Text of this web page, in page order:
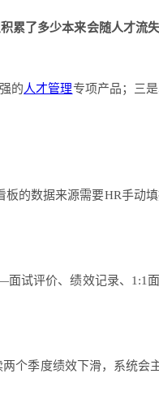
累了多少本来会随人才流
的人才管理专项产品；三
的数据来源需要HR手动
试评价、绩效记录、1:1
季度绩效下滑，系统会